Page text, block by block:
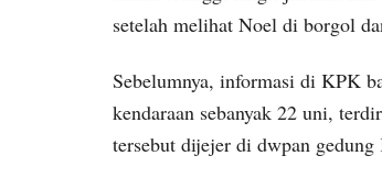
setelah melihat Noel di borgol
Sebelumnya, informasi di KPK
kendaraan sebanyak 22 uni,
tersebut dijejer di dwpan